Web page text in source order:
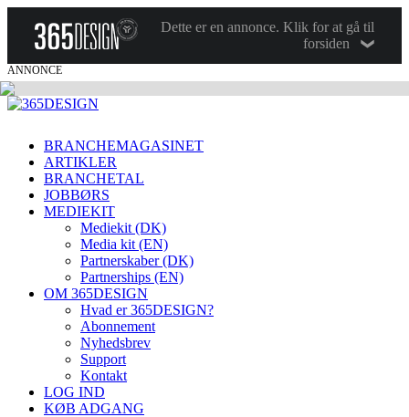
Dette er en annonce. Klik for at gå til
forsiden
ANNONCE
BRANCHEMAGASINET
ARTIKLER
BRANCHETAL
JOBBØRS
MEDIEKIT
Mediekit (DK)
Media kit (EN)
Partnerskaber (DK)
Partnerships (EN)
OM 365DESIGN
Hvad er 365DESIGN?
Abonnement
Nyhedsbrev
Support
Kontakt
LOG IND
KØB ADGANG